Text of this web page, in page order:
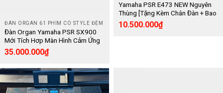
ĐÀN ORGAN 61 PHÍM CÓ STYLE ĐỆM
Đàn Organ Yamaha PSR SX900
Mới Tích Hơp Màn Hình Cảm Ứng
Sắc Nét Trực Quan – [Keyboard]
35.000.000₫
Yamaha PSR E473 NEW Nguyên
Thùng [Tặng Kèm Chân Đàn + Bao
Đàn] – Keyboard
10.500.000₫